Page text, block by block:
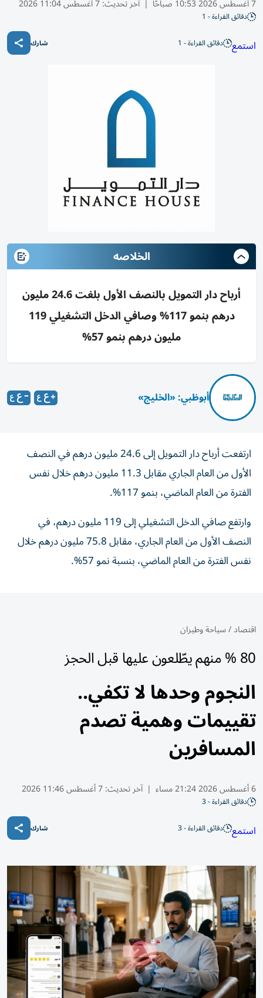
7 أغسطس 2026 10:53 صباحًا | آخر تحديث:7 أغسطس 11:04 2026
دقائق القراءة - 1
استمع دقائق القراءة - 1 شارك
الخلاصه
أرباح دار التمويل بالنصف الأول بلغت 24.6 مليون
درهم بنمو 117% وصافي الدخل التشغيلي 119
مليون درهم بنمو 57%
أبوظبي: «الخليج»
ارتفعت أرباح دار التمويل إلى 24.6 مليون درهم في النصف
الأول من العام الجاري مقابل 11.3 مليون درهم خلال نفس
الفترة من العام الماضي، بنمو 117%.
وارتفع صافي الدخل التشغيلي إلى 119 مليون درهم، في
النصف الأول من العام الجاري، مقابل 75.8 مليون درهم خلال
نفس الفترة من العام الماضي، بنسبة نمو 57%.
اقتصاد/سياحة وطيران
80 % منهم يطّلعون عليها قبل الحجز
النجوم وحدها لا تكفي..
تقييمات وهمية تصدم
المسافرين
6 أغسطس 2026 21:24 مساء | آخر تحديث:7 أغسطس 11:46 2026
دقائق القراءة - 3
استمع دقائق القراءة - 3 شارك